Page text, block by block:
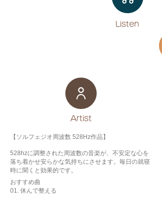
Listen​
​Artist
【ソルフェジオ周波数 528Hz作品】
528hzに調整された周波数の音楽が、不安定な心を
落ち着かせ安らかな気持ちにさせます。毎日の就寝
時に聞くと効果的です。
おすすめ曲
01. 休んで整える